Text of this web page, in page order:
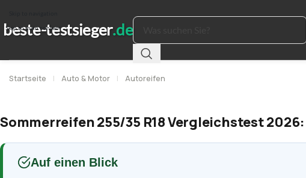
Skip to main content
Startseite | Auto & Motor | Autoreifen
Sommerreifen 255/35 R18 Vergleichstest
Auf einen Blick